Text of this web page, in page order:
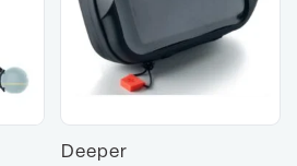
Deeper